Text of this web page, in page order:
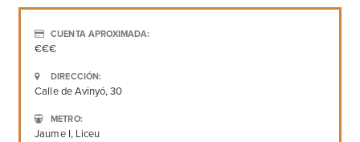
CUENTA APROXIMADA:
€€€
DIRECCIÓN:
Calle de Avinyó, 30
METRO:
Jaume I, Liceu